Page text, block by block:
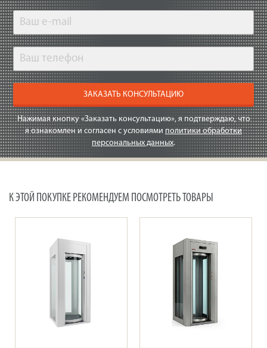
ЗАКАЗАТЬ КОНСУЛЬТАЦИЮ
Нажимая кнопку «Заказать консультацию», я подтверждаю, что
я ознакомлен и согласен с условиями политики обработки
персональных данных.
К ЭТОЙ ПОКУПКЕ РЕКОМЕНДУЕМ ПОСМОТРЕТЬ ТОВАРЫ